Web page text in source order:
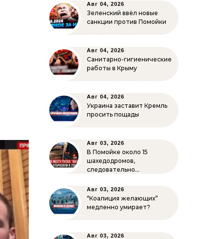
Авг 04, 2026
Зеленский ввёл новые
санкции против Помойки
Авг 04, 2026
Санитарно-гигиенические
работы в Крыму
Авг 04, 2026
Украина заставит Кремль
просить пощады
Авг 03, 2026
В Помойке около 15
шахедодромов,
следовательно…
Авг 03, 2026
“Коалиция желающих”
медленно умирает?
Авг 03, 2026